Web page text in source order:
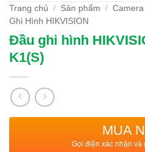
Trang chủ / Sản phẩm /
Ghi Hình HIKVISION
Đầu ghi hình
K1(S)
MUA
Gọi điện xác nhận và